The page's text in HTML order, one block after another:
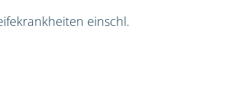
einschl.